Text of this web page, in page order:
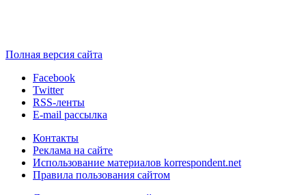
Полная версия сайта
Facebook
Twitter
RSS-ленты
E-mail рассылка
Контакты
Реклама на сайте
Использование материалов korrespondent.net
Правила пользования сайтом